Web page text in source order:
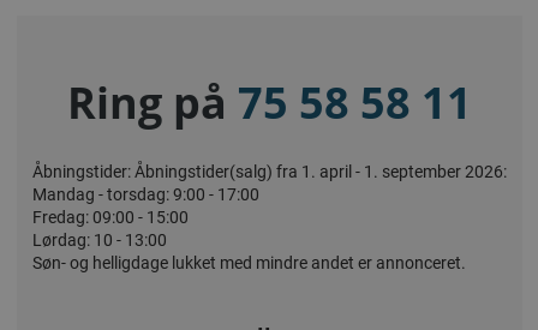
Ring på 75 58 58 11
Åbningstider: Åbningstider(salg) fra 1. april - 1. september 2026:
Mandag - torsdag: 9:00 - 17:00
Fredag: 09:00 - 15:00
Lørdag: 10 - 13:00
Søn- og helligdage lukket med mindre andet er annonceret.